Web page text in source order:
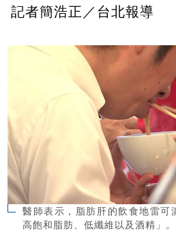
記者簡浩正／台北報導
醫師表示，脂肪肝的飲食地雷可
高飽和脂肪、低纖維以及酒精」